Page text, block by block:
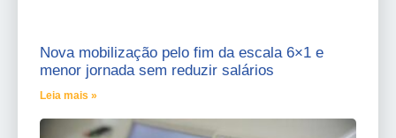
Nova mobilização pelo fim da escala 6×1 e
menor jornada sem reduzir salários
Leia mais »